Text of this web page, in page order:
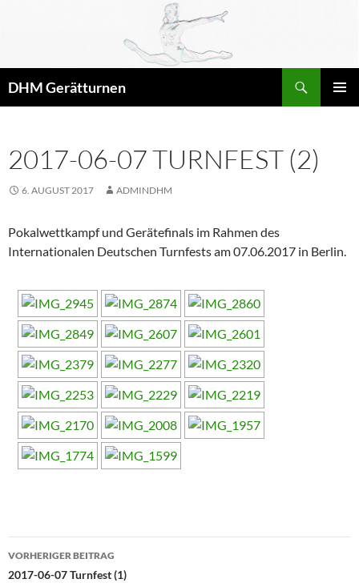
DHM Gerätturnen
2017-06-07 TURNFEST (2)
6. AUGUST 2017 ADMINDHM
Pokalwettkampf und Gerätefinals im Rahmen des
Internationalen Deutschen Turnfests am 07.06.2017 in Berlin.
Beitragsnavigation
VORHERIGER BEITRAG
2017-06-07 Turnfest (1)